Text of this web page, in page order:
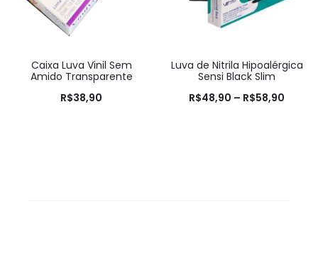
Caixa Luva Vinil Sem
Amido Transparente
R$38,90
Luva de Nitrila Hipoalérgica
Sensi Black Slim
R$48,90 – R$58,90